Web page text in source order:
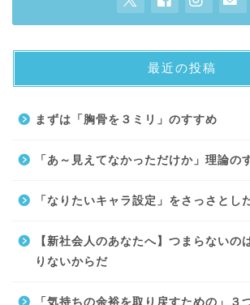
最近の投稿
まずは「胸骨を３ミリ」のすすめ
「あ～見えてなかっただけか」理論の
「なりたいキャラ設定」をさっさとし
【新社会人のあなたへ】つまらないの
りないからだ
「気持ちの余裕を取り戻すための」３
サイ
プライバシー